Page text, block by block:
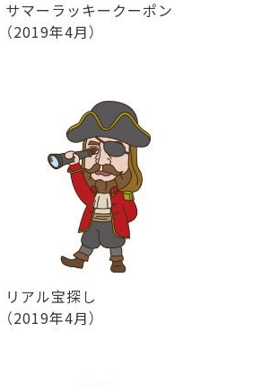
サマーラッキークーポン
（2019年4月）
リアル宝探し
（2019年4月）